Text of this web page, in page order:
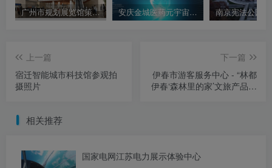
广州市规划展览馆策展概念创意方案汇报文本 安庆金城医药元宇宙数字展厅效果设计方案
上一篇
宿迁智能城市科技馆参观拍
摄照片
下一篇
伊春市游客服务中心 - “林都
伊春‘森林里的家’文旅产品体
相关推荐
国家电网江苏电力展示体验中心